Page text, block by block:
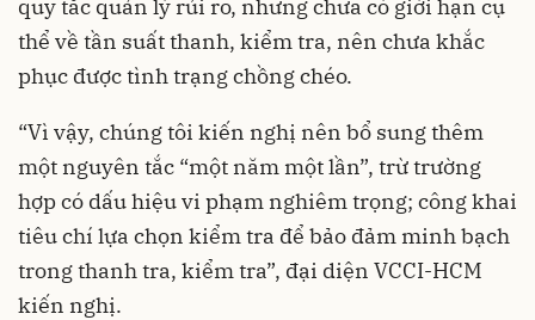
quy tắc quản lý rủi ro, nhưng chưa có giới hạn cụ
thể về tần suất thanh, kiểm tra, nên chưa khắc
phục được tình trạng chồng chéo.
“Vì vậy, chúng tôi kiến nghị nên bổ sung thêm
một nguyên tắc “một năm một lần”, trừ trường
hợp có dấu hiệu vi phạm nghiêm trọng; công khai
tiêu chí lựa chọn kiểm tra để bảo đảm minh bạch
trong thanh tra, kiểm tra”, đại diện VCCI-HCM
kiến nghị.